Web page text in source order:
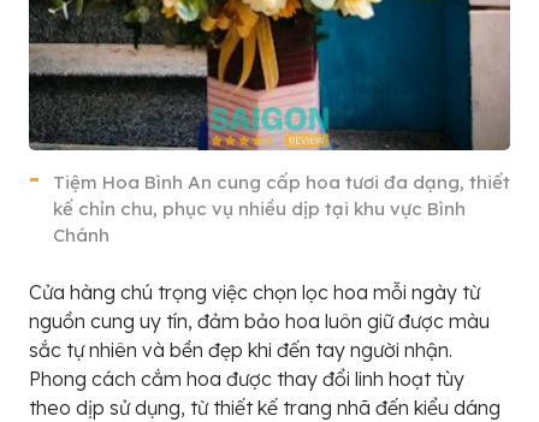
Tiệm Hoa Bình An cung cấp hoa tươi đa dạng, thiết
kế chỉn chu, phục vụ nhiều dịp tại khu vực Bình
Chánh
Cửa hàng chú trọng việc chọn lọc hoa mỗi ngày từ
nguồn cung uy tín, đảm bảo hoa luôn giữ được màu
sắc tự nhiên và bền đẹp khi đến tay người nhận.
Phong cách cắm hoa được thay đổi linh hoạt tùy
theo dịp sử dụng, từ thiết kế trang nhã đến kiểu dáng